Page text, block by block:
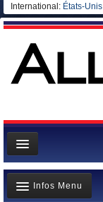
International: États-Unis
Page d'accueil
Infos
Infos Menu